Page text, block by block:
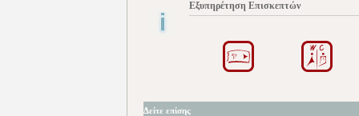
Εξυπηρέτηση Επισκεπτών
Δείτε επίσης